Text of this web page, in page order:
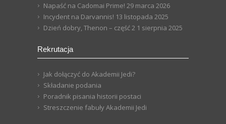
Napaść na Cadomai Prime! 29 marca 2026
Incydent na Darvannis! 13 listopada 2025
Dzień dobry, Thenon – część 2 1 sierpnia 2025
Rekrutacja
Jak dołączyć do Akademii Jedi?
Składanie podania
Poradnik pisania historii postaci
Streszczenie fabuły Akademii Jedi